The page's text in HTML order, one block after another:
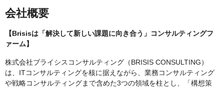
会社概要
【Brisisは「解決して新しい課題に向き合う」コンサルティングフ
ァーム】
株式会社ブライシスコンサルティング（BRISIS CONSULTING）
は、ITコンサルティングを核に据えながら、業務コンサルティング
や戦略コンサルティングまで含めた3つの領域を柱とし、「構想策